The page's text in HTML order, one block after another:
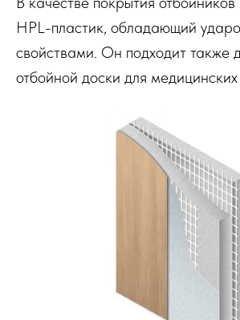
HPL-пластик, обладающий
свойствами. Он подходит также
отбойной доски для